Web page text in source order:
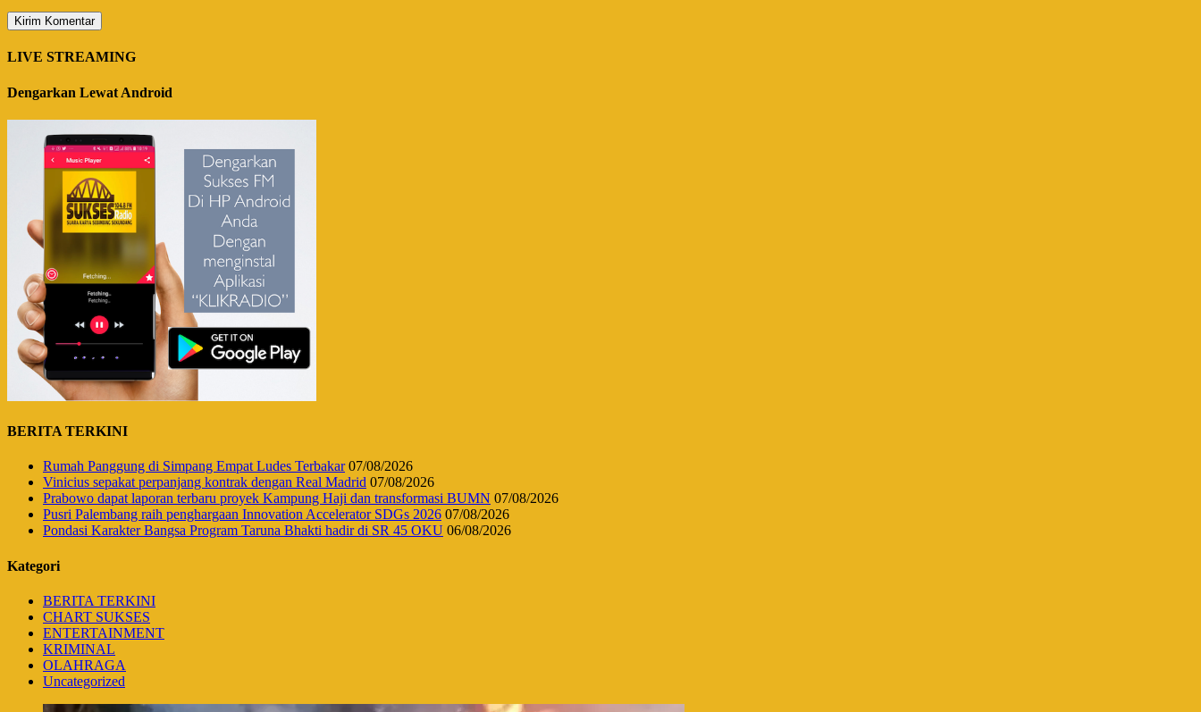
LIVE STREAMING
Dengarkan Lewat Android
BERITA TERKINI
Rumah Panggung di Simpang Empat Ludes Terbakar 07/08/2026
Vinicius sepakat perpanjang kontrak dengan Real Madrid 07/08/2026
Prabowo dapat laporan terbaru proyek Kampung Haji dan transformasi BUMN 07/08/2026
Pusri Palembang raih penghargaan Innovation Accelerator SDGs 2026 07/08/2026
Pondasi Karakter Bangsa Program Taruna Bhakti hadir di SR 45 OKU 06/08/2026
Kategori
BERITA TERKINI
CHART SUKSES
ENTERTAINMENT
KRIMINAL
OLAHRAGA
Uncategorized